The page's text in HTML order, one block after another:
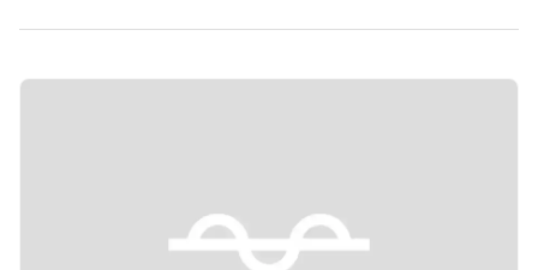
Previous slide